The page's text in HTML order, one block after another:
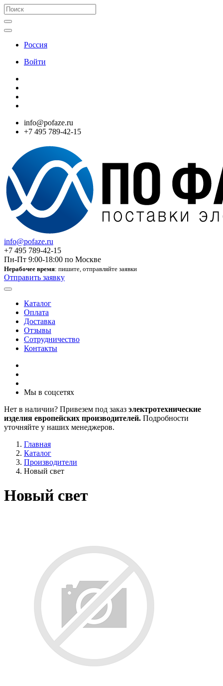
Россия
Войти
info@pofaze.ru
+7 495 789-42-15
info@pofaze.ru
+7 495 789-42-15
Пн-Пт 9:00-18:00 по Москве
Нерабочее время: пишите, отправляйте заявки
Отправить заявку
Каталог
Оплата
Доставка
Отзывы
Сотрудничество
Контакты
Мы в соцсетях
Нет в наличии? Привезем под заказ электротехнические
изделия европейских производителей. Подробности
уточняйте у наших менеджеров.
Главная
Каталог
Производители
Новый свет
Новый свет